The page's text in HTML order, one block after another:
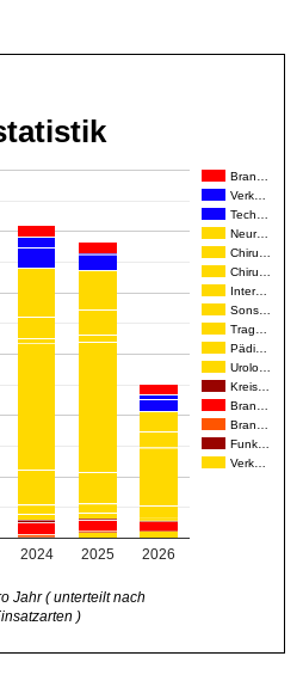
Bran…
Verk…
Tech…
Neur…
Chiru…
Chiru…
Inter…
Sons…
Trag…
Pädi…
Urolo…
Kreis…
Bran…
Bran…
Funk…
Verk…
2024 2025 2026
Jahr ( unterteilt nach
)